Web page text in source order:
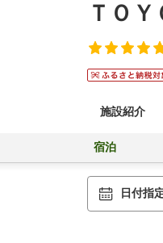
ＴＯ
施設紹介
宿泊
日付指